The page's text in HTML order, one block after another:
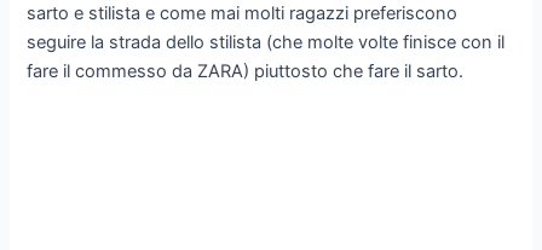
sarto e stilista e come mai molti ragazzi preferiscono
seguire la strada dello stilista (che molte volte finisce con il
fare il commesso da ZARA) piuttosto che fare il sarto.